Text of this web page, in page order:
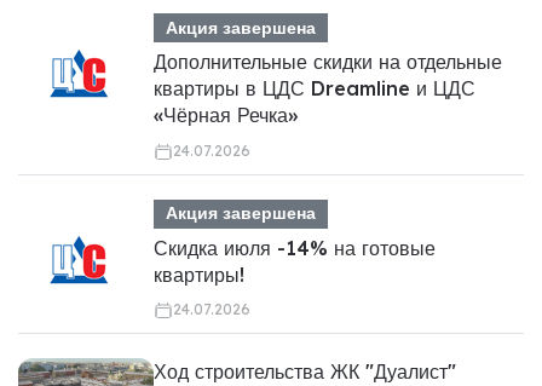
Акция завершена
Дополнительные скидки на отдельные
квартиры в ЦДС Dreamline и ЦДС
«Чёрная Речка»
24.07.2026
Акция завершена
Скидка июля -14% на готовые
квартиры!
24.07.2026
Ход строительства ЖК "Дуалист"